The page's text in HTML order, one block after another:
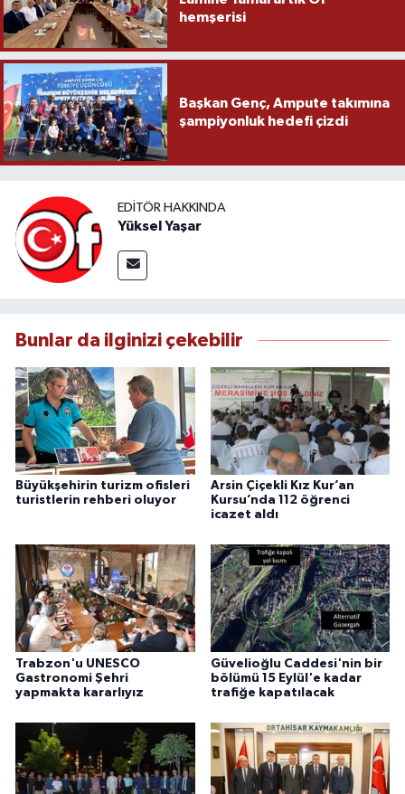
hemşerisi
Başkan Genç, Ampute takımına
şampiyonluk hedefi çizdi
EDITÖR HAKKINDA
Yüksel Yaşar
Bunlar da ilginizi çekebilir
Büyükşehirin turizm ofisleri
turistlerin rehberi oluyor
Arsin Çiçekli Kız Kur’an
Kursu’nda 112 öğrenci
icazet aldı
Trabzon'u UNESCO
Gastronomi Şehri
yapmakta kararlıyız
Güvelioğlu Caddesi'nin bir
bölümü 15 Eylül'e kadar
trafiğe kapatılacak